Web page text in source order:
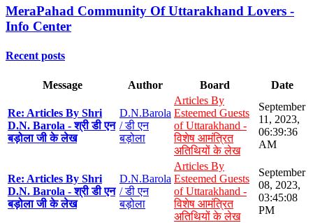
MeraPahad Community Of Uttarakhand Lovers -
Info Center
Recent posts
Message Author Board Date
Re: Articles By Shri
D.N. Barola - श्री डी एन
बड़ोला जी के लेख
D.N.Barola
/ डी एन
बड़ोला
Articles By
Esteemed Guests
of Uttarakhand -
विशेष आमंत्रित
अतिथियों के लेख
September
11, 2023,
06:39:36
AM
Re: Articles By Shri
D.N. Barola - श्री डी एन
बड़ोला जी के लेख
D.N.Barola
/ डी एन
बड़ोला
Articles By
Esteemed Guests
of Uttarakhand -
विशेष आमंत्रित
अतिथियों के लेख
September
08, 2023,
03:45:08
PM